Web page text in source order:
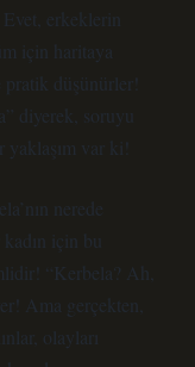
erkeklerin
için haritaya
pratik düşünürler!
diyerek, soruyu
yaklaşım var ki!
nerede
için bu
“Kerbela? Ah,
Ama gerçekten,
olayları